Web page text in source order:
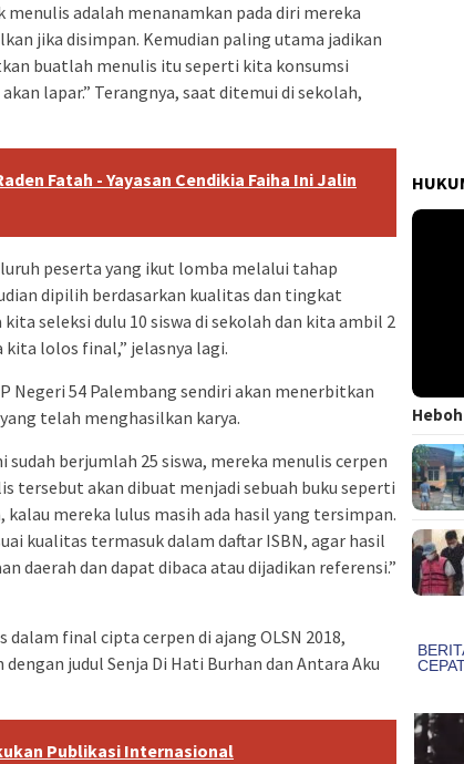
adalah menanamkan pada diri mereka
jika disimpan. Kemudian paling utama jadikan
buatlah menulis itu seperti kita konsumsi
lapar.” Terangnya, saat ditemui di sekolah,
Fatah - Yayasan Cendikia Faiha Ini Jalin
peserta yang ikut lomba melalui tahap
dipilih berdasarkan kualitas dan tingkat
seleksi dulu 10 siswa di sekolah dan kita ambil 2
lolos final,” jelasnya lagi.
Negeri 54 Palembang sendiri akan menerbitkan
telah menghasilkan karya.
berjumlah 25 siswa, mereka menulis cerpen
tersebut akan dibuat menjadi sebuah buku seperti
mereka lulus masih ada hasil yang tersimpan.
kualitas termasuk dalam daftar ISBN, agar hasil
daerah dan dapat dibaca atau dijadikan referensi.”
final cipta cerpen di ajang OLSN 2018,
judul Senja Di Hati Burhan dan Antara Aku
Publikasi Internasional